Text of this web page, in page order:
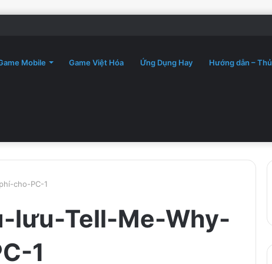
Mobile Game Việt Hóa Ứng Dụng Hay Hướng dẫn –
cho-PC-1
lưu-Tell-Me-Why-
1